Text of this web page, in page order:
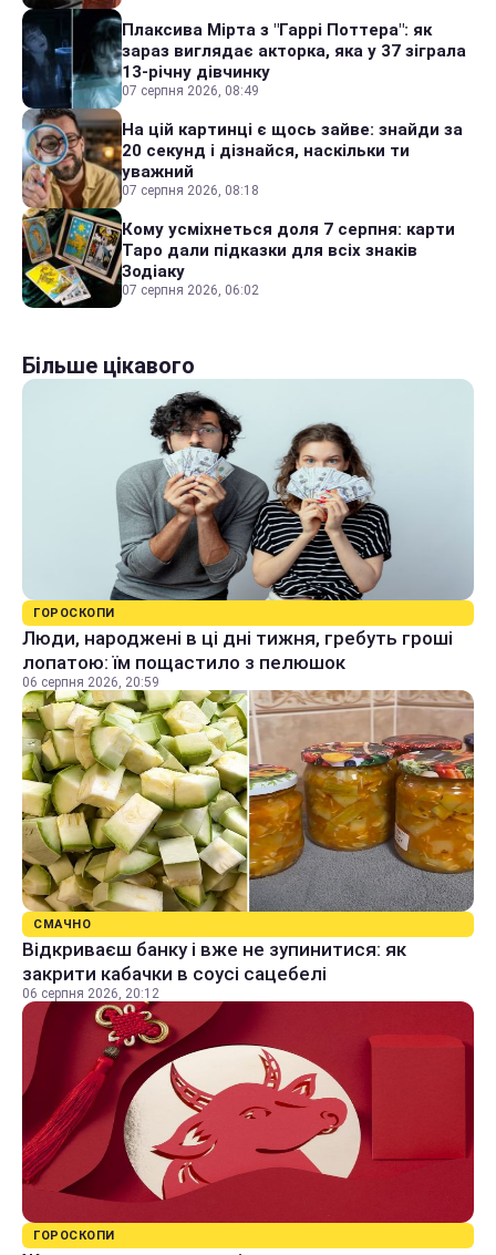
Плаксива Мірта з "Гаррі Поттера": як
зараз виглядає акторка, яка у 37 зіграла
13-річну дівчинку
07 серпня 2026, 08:49
На цій картинці є щось зайве: знайди за
20 секунд і дізнайся, наскільки ти
уважний
07 серпня 2026, 08:18
Кому усміхнеться доля 7 серпня: карти
Таро дали підказки для всіх знаків
Зодіаку
07 серпня 2026, 06:02
Більше цікавого
ГОРОСКОПИ
Люди, народжені в ці дні тижня, гребуть гроші
лопатою: їм пощастило з пелюшок
06 серпня 2026, 20:59
СМАЧНО
Відкриваєш банку і вже не зупинитися: як
закрити кабачки в соусі сацебелі
06 серпня 2026, 20:12
ГОРОСКОПИ